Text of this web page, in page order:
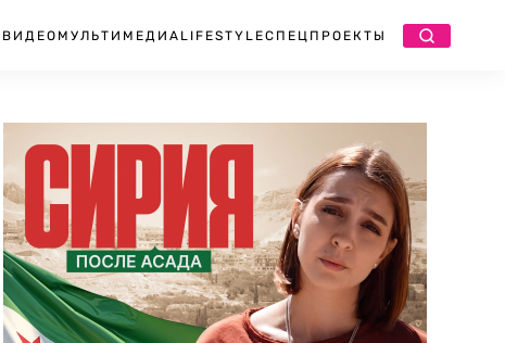
ВИДЕО МУЛЬТИМЕДИА LIFESTYLEСПЕЦПРОЕКТЫ